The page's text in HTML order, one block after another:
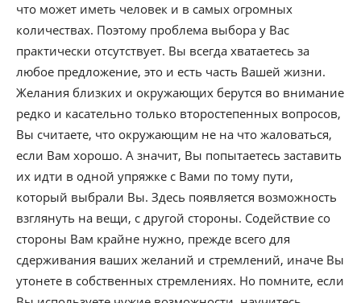
что может иметь человек и в самых огромных
количествах. Поэтому проблема выбора у Вас
практически отсутствует. Вы всегда хватаетесь за
любое предложение, это и есть часть Вашей жизни.
Желания близких и окружающих берутся во внимание
редко и касательно только второстепенных вопросов,
Вы считаете, что окружающим не на что жаловаться,
если Вам хорошо. А значит, Вы попытаетесь заставить
их идти в одной упряжке с Вами по тому пути,
который выбрали Вы. Здесь появляется возможность
взглянуть на вещи, с другой стороны. Содействие со
стороны Вам крайне нужно, прежде всего для
сдерживания ваших желаний и стремлений, иначе Вы
утонете в собственных стремлениях. Но помните, если